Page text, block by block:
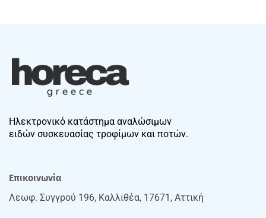
Ηλεκτρονικό κατάστημα αναλώσιμων
ειδών συσκευασίας τροφίμων και ποτών.
Επικοινωνία
Λεωφ. Συγγρού 196, Καλλιθέα, 17671, Αττική